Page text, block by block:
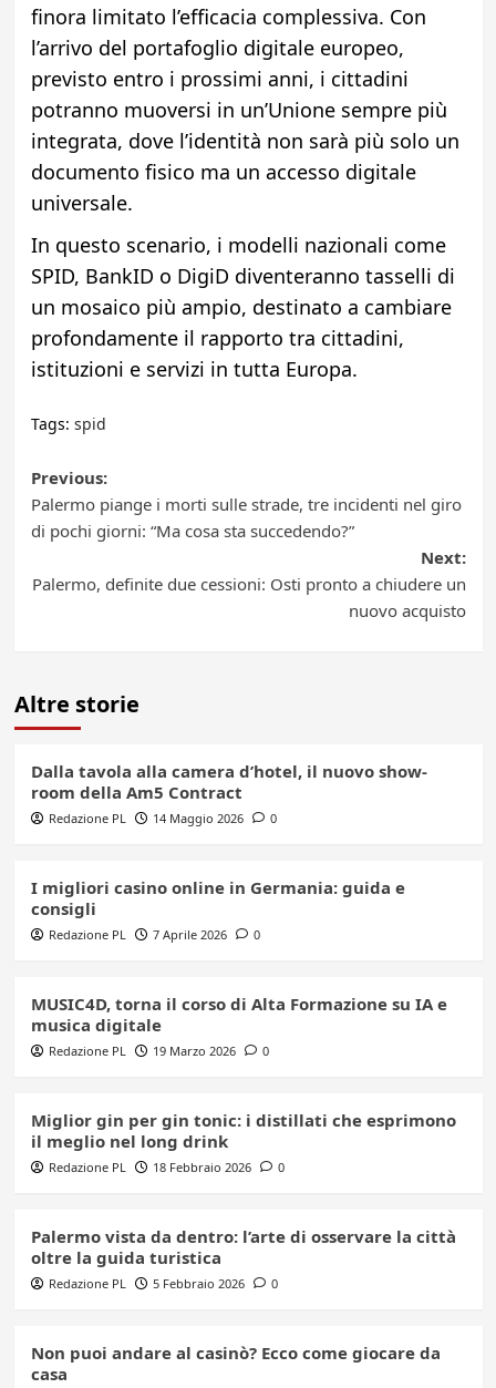
finora limitato l’efficacia complessiva. Con
l’arrivo del portafoglio digitale europeo,
previsto entro i prossimi anni, i cittadini
potranno muoversi in un’Unione sempre più
integrata, dove l’identità non sarà più solo un
documento fisico ma un accesso digitale
universale.
In questo scenario, i modelli nazionali come
SPID, BankID o DigiD diventeranno tasselli di
un mosaico più ampio, destinato a cambiare
profondamente il rapporto tra cittadini,
istituzioni e servizi in tutta Europa.
Tags: spid
Post
navigation
Previous:
Palermo piange i morti sulle strade, tre incidenti nel giro
di pochi giorni: “Ma cosa sta succedendo?”
Next:
Palermo, definite due cessioni: Osti pronto a chiudere un
nuovo acquisto
Altre storie
Dalla tavola alla camera d’hotel, il nuovo show-
room della Am5 Contract
Redazione PL 14 Maggio 2026 0
I migliori casino online in Germania: guida e
consigli
Redazione PL 7 Aprile 2026 0
MUSIC4D, torna il corso di Alta Formazione su IA e
musica digitale
Redazione PL 19 Marzo 2026 0
Miglior gin per gin tonic: i distillati che esprimono
il meglio nel long drink
Redazione PL 18 Febbraio 2026 0
Palermo vista da dentro: l’arte di osservare la città
oltre la guida turistica
Redazione PL 5 Febbraio 2026 0
Non puoi andare al casinò? Ecco come giocare da
casa